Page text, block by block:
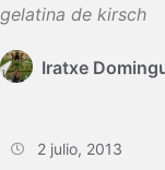
gelatina de kirsch
Iratxe
2 julio, 2013